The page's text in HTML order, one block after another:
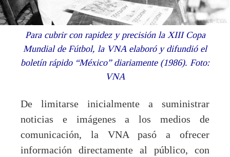
Para cubrir con rapidez y precisión la XIII Copa
Mundial de Fútbol, la VNA elaboró y difundió el
boletín rápido “México” diariamente (1986). Foto:
VNA
De limitarse inicialmente a suministrar
noticias e imágenes a los medios de
comunicación, la VNA pasó a ofrecer
información directamente al público, con